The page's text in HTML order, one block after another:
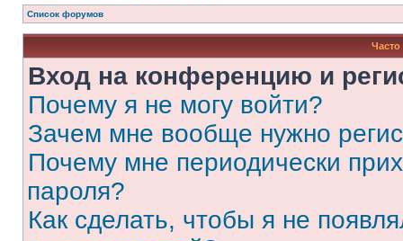
Список форумов
Вход на конференцию и
Почему я не могу войти?
Зачем мне вообще нужно
Почему мне периодически
пароля?
Как сделать, чтобы я не